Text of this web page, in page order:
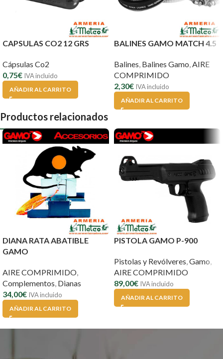
CAPSULAS CO2 12 GRS
Cápsulas Co2
0,75€ IVA incluido
AÑADIR AL CARRITO
BALINES GAMO MATCH 4.5
Balines, Balines Gamo,AIRE
COMPRIMIDO
2,30€ IVA incluido
AÑADIR AL CARRITO
Productos relacionados
DIANA RATA ABATIBLE
GAMO
AIRE COMPRIMIDO,
Complementos, Dianas
34,00€ IVA incluido
AÑADIR AL CARRITO
PISTOLA GAMO P-900
Pistolas y Revólveres,Gamo,
AIRE COMPRIMIDO
89,00€ IVA incluido
AÑADIR AL CARRITO